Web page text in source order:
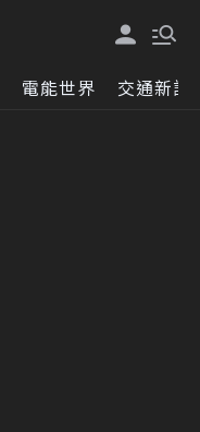
電能世界 交通新訊